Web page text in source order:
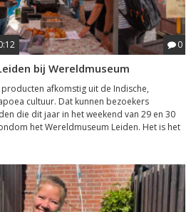
0
bij Wereldmuseum
afkomstig uit de Indische,
cultuur. Dat kunnen bezoekers
die dit jaar in het weekend van 29 en 30
het Wereldmuseum Leiden. Het is het